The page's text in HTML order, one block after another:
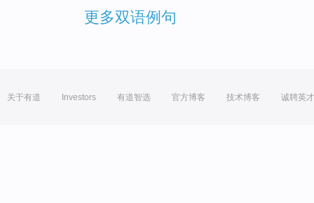
更多双语例句
关于有道 Investors 有道智选 官方博客 技术博客 诚聘英才